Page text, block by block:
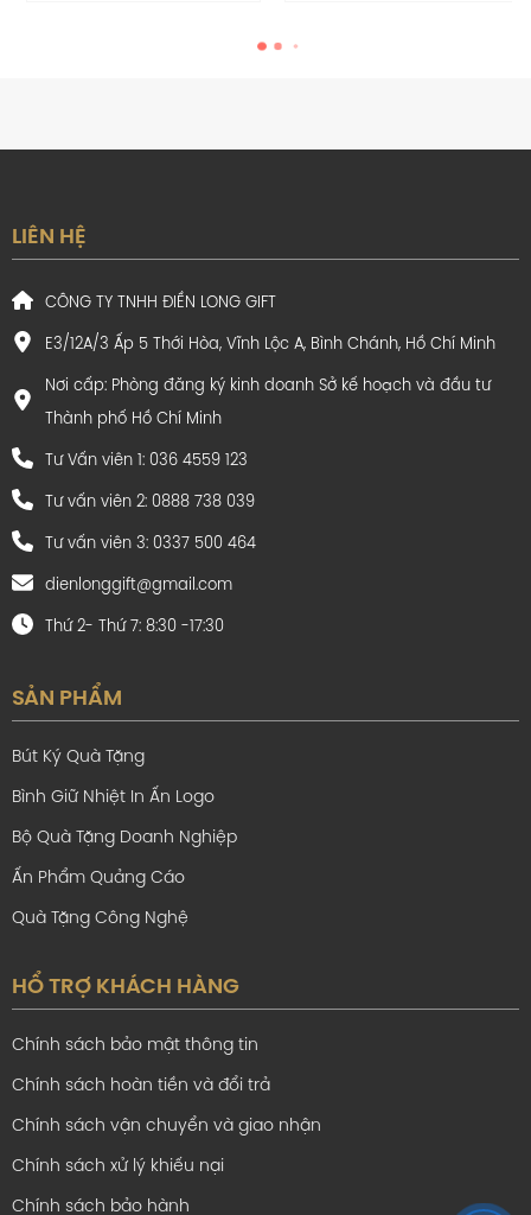
Ưu điểm Nón Bảo Hiểm 1/2 đầu CTY
NEW APPAREL FAR EASTERN
– Nón Bảo Hiểm 1/2 đầu CTY NEW APPAREL FAR
cho nhiều mục đích khác nhau
LIÊN HỆ
CÔNG TY TNHH ĐIỀN LONG GIFT
E3/12A/3 Ấp 5 Thới Hòa, Vĩnh Lộc A, Bình Chánh, Hồ Chí Minh
Nơi cấp: Phòng đăng ký kinh doanh Sở kế hoạch và đầu tư
Thành phố Hồ Chí Minh
Tư Vấn viên 1: 036 4559 123
Tư vấn viên 2: 0888 738 039
Tư vấn viên 3: 0337 500 464
dienlonggift@gmail.com
Thứ 2- Thứ 7: 8:30 -17:30
SẢN PHẨM
Bút Ký Quà Tặng
Bình Giữ Nhiệt In Ấn Logo
Bộ Quà Tặng Doanh Nghiệp
Ấn Phẩm Quảng Cáo
Quà Tặng Công Nghệ
HỔ TRỢ KHÁCH HÀNG
Chính sách bảo mật thông tin
Chính sách hoàn tiền và đổi trả
Chính sách vận chuyển và giao nhận
Chính sách xử lý khiếu nại
Chính sách bảo hành